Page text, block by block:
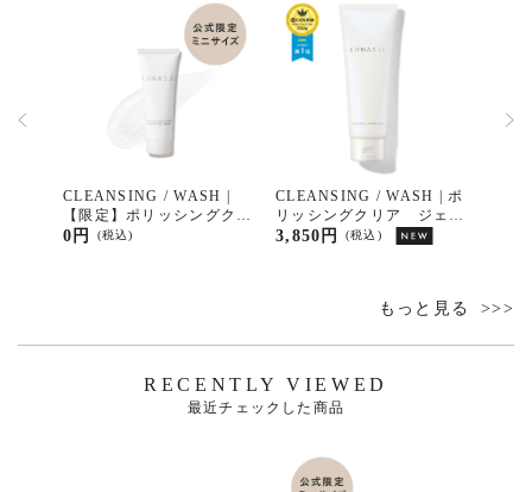
CLEANSING / WASH |
【限定】ポリッシングクリ
ア ジェルウォッシュ ミ
(税込)
0円
CLEANSING / WASH | ポ
リッシングクリア ジェル
ウォッシュ(税込)
3,850円
もっと見る
RECENTLY VIEWED
最近チェックした商品